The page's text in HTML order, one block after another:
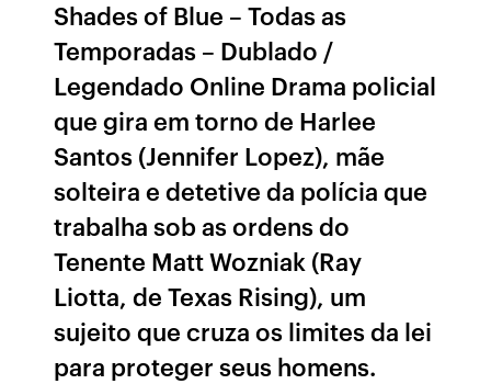
Shades of Blue – Todas as
Temporadas – Dublado /
Legendado Online Drama policial
que gira em torno de Harlee
Santos (Jennifer Lopez), mãe
solteira e detetive da polícia que
trabalha sob as ordens do
Tenente Matt Wozniak (Ray
Liotta, de Texas Rising), um
sujeito que cruza os limites da lei
para proteger seus homens.